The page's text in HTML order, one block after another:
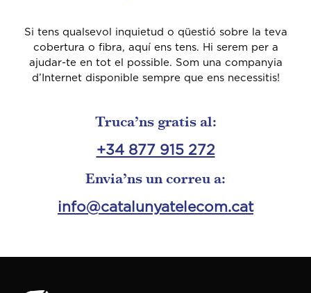
Si tens qualsevol inquietud o qüestió sobre la teva
cobertura o fibra, aquí ens tens. Hi serem per a
ajudar-te en tot el possible. Som una companyia
d’Internet disponible sempre que ens necessitis!
Truca’ns gratis al:
+34 877 915 272
Envia’ns un correu a:
info@catalunyatelecom.cat